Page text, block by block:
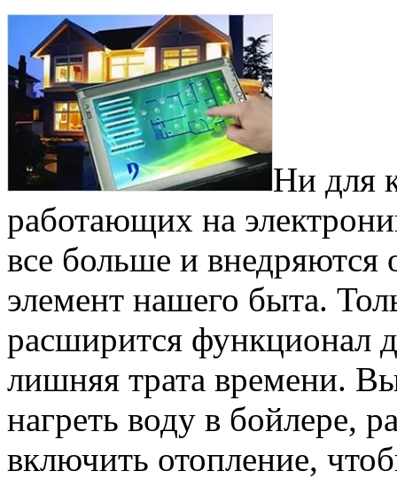
Ни для
работающих на
все больше и
элемент нашего быта.
расширится функционал
лишняя трата времени.
нагреть воду в бойлере,
включить отопление,